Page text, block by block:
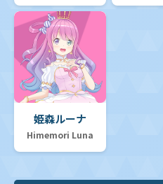
姫森ルーナ
Himemori Luna